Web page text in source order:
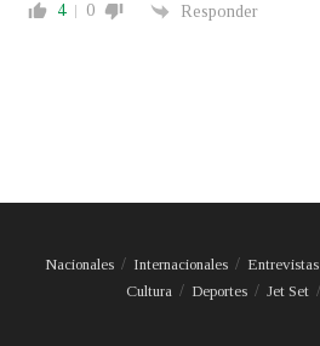
4 0 Responder
Nacionales Internacionales Entrevistas
Cultura
Deportes Jet Set